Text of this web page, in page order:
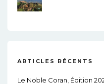
ARTICLES RÉCENTS
Le Noble Coran, Édition